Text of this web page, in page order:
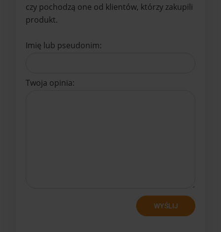
czy pochodzą one od klientów, którzy zakupili
produkt.
Imię lub pseudonim:
Twoja opinia:
WYŚLIJ